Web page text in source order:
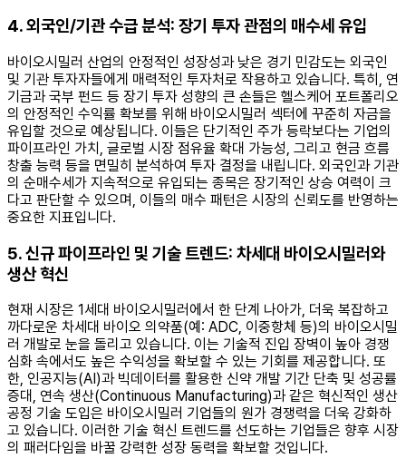
4. 외국인/기관 수급 분석: 장기 투자 관점의 매수세 유입
바이오시밀러 산업의 안정적인 성장성과 낮은 경기 민감도는 외국인
및 기관 투자자들에게 매력적인 투자처로 작용하고 있습니다. 특히, 연
기금과 국부 펀드 등 장기 투자 성향의 큰 손들은 헬스케어 포트폴리오
의 안정적인 수익률 확보를 위해 바이오시밀러 섹터에 꾸준히 자금을
유입할 것으로 예상됩니다. 이들은 단기적인 주가 등락보다는 기업의
파이프라인 가치, 글로벌 시장 점유율 확대 가능성, 그리고 현금 흐름
창출 능력 등을 면밀히 분석하여 투자 결정을 내립니다. 외국인과 기관
의 순매수세가 지속적으로 유입되는 종목은 장기적인 상승 여력이 크
다고 판단할 수 있으며, 이들의 매수 패턴은 시장의 신뢰도를 반영하는
중요한 지표입니다.
5. 신규 파이프라인 및 기술 트렌드: 차세대 바이오시밀러와
생산 혁신
현재 시장은 1세대 바이오시밀러에서 한 단계 나아가, 더욱 복잡하고
까다로운 차세대 바이오 의약품(예: ADC, 이중항체 등)의 바이오시밀
러 개발로 눈을 돌리고 있습니다. 이는 기술적 진입 장벽이 높아 경쟁
심화 속에서도 높은 수익성을 확보할 수 있는 기회를 제공합니다. 또
한, 인공지능(AI)과 빅데이터를 활용한 신약 개발 기간 단축 및 성공률
증대, 연속 생산(Continuous Manufacturing)과 같은 혁신적인 생산
공정 기술 도입은 바이오시밀러 기업들의 원가 경쟁력을 더욱 강화하
고 있습니다. 이러한 기술 혁신 트렌드를 선도하는 기업들은 향후 시장
의 패러다임을 바꿀 강력한 성장 동력을 확보할 것입니다.